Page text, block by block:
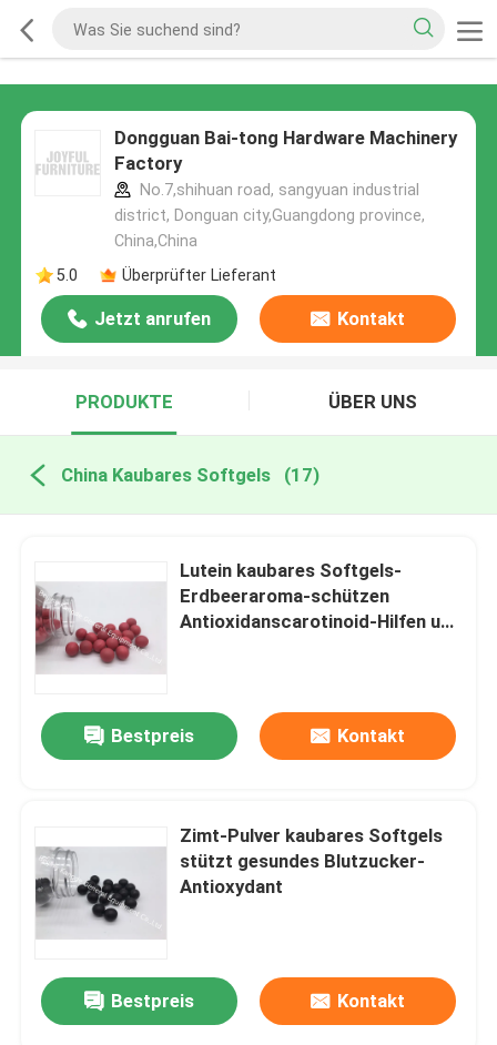
Dongguan Bai-tong Hardware Machinery
Factory
No.7,shihuan road, sangyuan industrial
district, Donguan city,Guangdong province,
China,China
5.0
Überprüfter Lieferant
Jetzt anrufen Kontakt
PRODUKTE ÜBER UNS
China Kaubares Softgels (17)
Lutein kaubares Softgels-
Erdbeeraroma-schützen
Antioxidanscarotinoid-Hilfen und
Bestpreis Kontakt
Zimt-Pulver kaubares Softgels
stützt gesundes Blutzucker-
Antioxydant
Bestpreis Kontakt